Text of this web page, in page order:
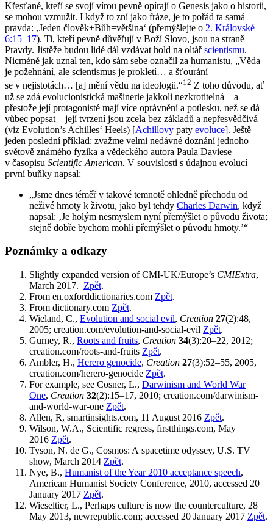
Křesťané, kteří se svojí vírou pevně opírají o Genesis jako o historii,
se mohou vzmužit. I když to zní jako fráze, je to pořád ta samá
pravda: ‚Jeden člověk+Bůh=většina‘ (přemýšlejte o 2. Královské
6:15–17). Ti, kteří pevně důvěřují v Boží Slovo, jsou na straně
Pravdy. Jistěže budou lidé dál vzdávat hold na oltářscientismu.
Nicméně jak uznal ten, kdo sám sebe označil za humanistu, „Věda
je požehnání, ale scientismus je prokletí… a šťourání
se v nejistotách… [a] mění vědu na ideologii.“12 Z toho důvodu, ať
už se zdá evolucionistická mašinerie jakkoli nezkrotitelná—a
přestože její protagonisté mají více oprávnění a potlesku, než se dá
vůbec popsat—její tvrzení jsou zcela bez základů a nepřesvědčivá
(viz Evolution’s Achilles‘ Heels) [Achillovy paty evoluce]. Ještě
jeden poslední příklad: zvažme velmi nedávné doznání jednoho
světově známého fyzika a vědeckého autora Paula Daviese
v časopisu Scientific American. V souvislosti s údajnou evolucí
první buňky napsal:
„Jsme dnes téměř v takové temnotě ohledně přechodu od
neživé hmoty k životu, jako byl tehdy Charles Darwin, když
napsal: ‚Je holým nesmyslem nyní přemýšlet o původu života;
stejně dobře bychom mohli přemýšlet o původu hmoty.’“
Poznámky a odkazy
Slightly expanded version of CMI-UK/Europe’s CMIExtra,
March 2017. Zpět.
From en.oxforddictionaries.com Zpět.
From dictionary.com Zpět.
Wieland, C., Evolution and social evil, Creation 27(2):48,
2005; creation.com/evolution-and-social-evil Zpět.
Gurney, R., Roots and fruits, Creation 34(3):20–22, 2012;
creation.com/roots-and-fruits Zpět.
Ambler, H., Herero genocide, Creation 27(3):52–55, 2005,
creation.com/herero-genocide Zpět.
For example, see Cosner, L., Darwinism and World War
One, Creation 32(2):15–17, 2010; creation.com/darwinism-
and-world-war-one Zpět.
Allen, R, smartinsights.com, 11 August 2016 Zpět.
Wilson, W.A., Scientific regress, firstthings.com, May
2016 Zpět.
Tyson, N. de G., Cosmos: A spacetime odyssey, U.S. TV
show, March 2014 Zpět.
Nye, B., Humanist of the Year 2010 acceptance speech,
American Humanist Society Conference, 2010, accessed 20
January 2017 Zpět.
Wieseltier, L., Perhaps culture is now the counterculture, 28
May 2013, newrepublic.com; accessed 20 January 2017 Zpět.